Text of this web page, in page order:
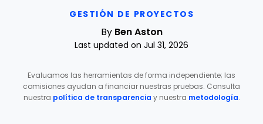
GESTIÓN DE PROYECTOS
By Ben Aston
Last updated on Jul 31, 2026
Evaluamos las herramientas de forma independiente; las
comisiones ayudan a financiar nuestras pruebas. Consulta
nuestra política de transparencia y nuestra metodología.